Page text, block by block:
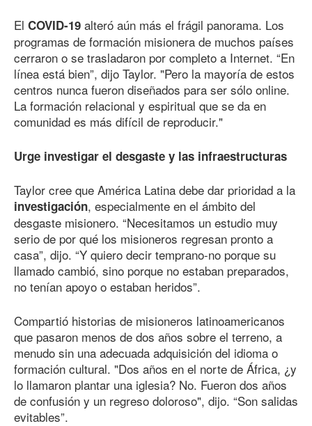
El COVID-19 alteró aún más el frágil panorama. Los
programas de formación misionera de muchos países
cerraron o se trasladaron por completo a Internet. “En
línea está bien”, dijo Taylor. "Pero la mayoría de estos
centros nunca fueron diseñados para ser sólo online.
La formación relacional y espiritual que se da en
comunidad es más difícil de reproducir."
Urge investigar el desgaste y las infraestructuras
Taylor cree que América Latina debe dar prioridad a la
investigación, especialmente en el ámbito del
desgaste misionero. “Necesitamos un estudio muy
serio de por qué los misioneros regresan pronto a
casa”, dijo. “Y quiero decir temprano-no porque su
llamado cambió, sino porque no estaban preparados,
no tenían apoyo o estaban heridos”.
Compartió historias de misioneros latinoamericanos
que pasaron menos de dos años sobre el terreno, a
menudo sin una adecuada adquisición del idioma o
formación cultural. "Dos años en el norte de África, ¿y
lo llamaron plantar una iglesia? No. Fueron dos años
de confusión y un regreso doloroso", dijo. “Son salidas
evitables”.